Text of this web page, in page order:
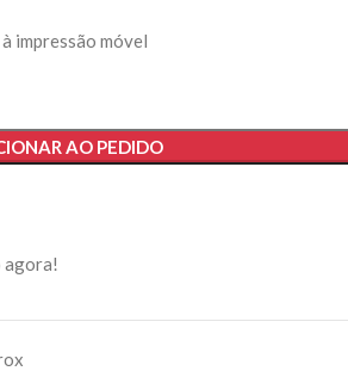
impressão móvel
AO PEDIDO
agora!